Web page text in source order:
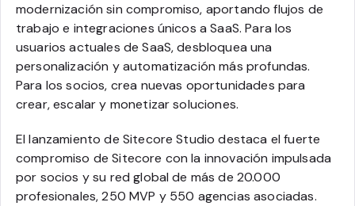
modernización sin compromiso, aportando flujos de
trabajo e integraciones únicos a SaaS. Para los
usuarios actuales de SaaS, desbloquea una
personalización y automatización más profundas.
Para los socios, crea nuevas oportunidades para
crear, escalar y monetizar soluciones.
El lanzamiento de Sitecore Studio destaca el fuerte
compromiso de Sitecore con la innovación impulsada
por socios y su red global de más de 20.000
profesionales, 250 MVP y 550 agencias asociadas.